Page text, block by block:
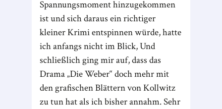
Spannungsmoment hinzugekommen
ist und sich daraus ein richtiger
kleiner Krimi entspinnen würde, hatte
ich anfangs nicht im Blick, Und
schließlich ging mir auf, dass das
Drama „Die Weber“ doch mehr mit
den grafischen Blättern von Kollwitz
zu tun hat als ich bisher annahm. Sehr